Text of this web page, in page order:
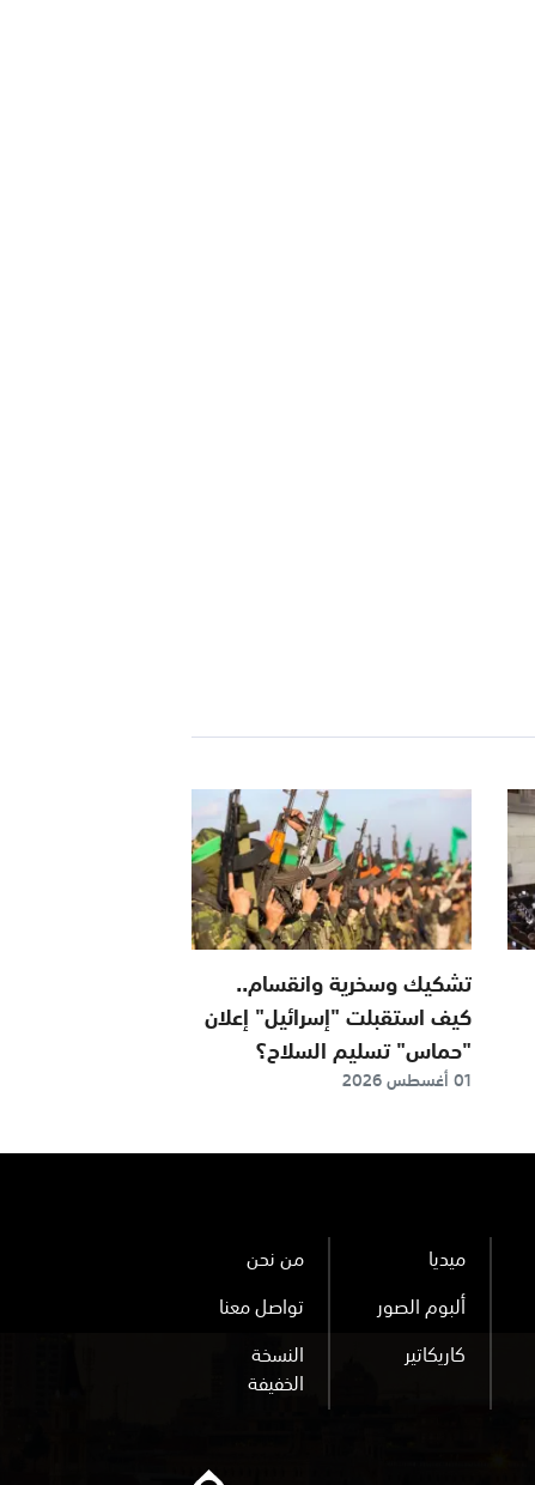
تشكيك وسخرية وانقسام..
كيف استقبلت "إسرائيل" إعلان
"حماس" تسليم السلاح؟
01 أغسطس 2026
ميديا من نحن
ألبوم الصور تواصل معنا
كاريكاتير
النسخة
الخفيفة